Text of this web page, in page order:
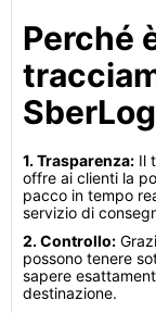
Perché
1. Trasparenza: Il
offre ai clienti la
pacco in tempo
servizio di
2. Controllo:
possono tenere
sapere
destinazione.